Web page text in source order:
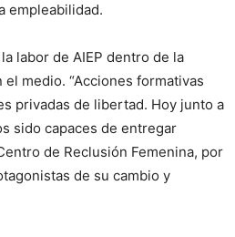
empleabilidad.
labor de AIEP dentro de la
medio. “Acciones formativas
privadas de libertad. Hoy junto a
sido capaces de entregar
de Reclusión Femenina, por
de su cambio y